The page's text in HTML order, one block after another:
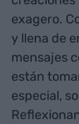
exagero.
y llena de
mensajes
están
especial,